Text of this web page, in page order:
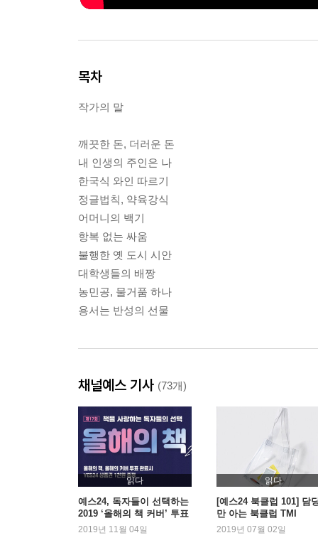
목차
작가의 말
깨끗한 돈, 더러운 돈
내 인생의 주인은 나
한국식 와인 따르기
정글법칙, 약육강식
어머니의 백기
항복 없는 싸움
불행한 옛 도시 시안
대학생들의 배짱
농민공, 물거품 하나
용서는 반성의 선물
채널예스 기사 (73개)
읽다
예스24, 독자들이 선택하는
2019 ‘올해의 책 커버’ 투표
실시
2019년 11월 04일
읽다
[예스24 북클럽 101] 담
만 아는 북클럽 TMI
2019년 07월 02일